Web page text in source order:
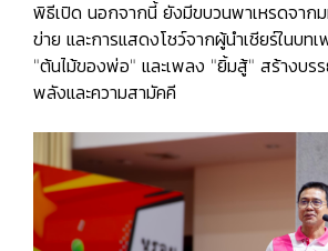
พิธีเปิด นอกจากนี้ ยังมีขบวนพาเหรดจากม
ข่าย และการแสดงโชว์จากผู้นำเชียร์ในบท
"ต้นไม้ของพ่อ" และเพลง "ยิ้มสู้" สร้างบรร
พลังและความสามัคคี